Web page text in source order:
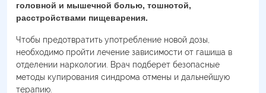
головной и мышечной болью, тошнотой,
расстройствами пищеварения.
Чтобы предотвратить употребление новой дозы,
необходимо пройти лечение зависимости от гашиша в
отделении наркологии. Врач подберет безопасные
методы купирования синдрома отмены и дальнейшую
терапию.